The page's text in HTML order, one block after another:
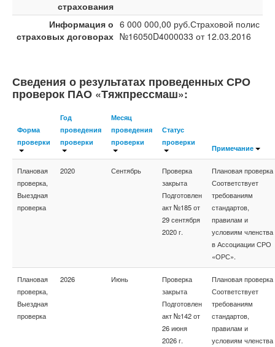
страхования
Информация о
страховых договорах
6 000 000,00 руб.Страховой полис
№16050D4000033 от 12.03.2016
Сведения о результатах проведенных СРО
проверок ПАО «Тяжпрессмаш»:
Форма
проверки
Год
проведения
проверки
Месяц
проведения
проверки
Статус
проверки
Примечание
Плановая
проверка,
Выездная
проверка
2020 Сентябрь
Проверка
закрыта
Подготовлен
акт №185 от
29 сентября
2020 г.
Плановая проверка
Соответствует
требованиям
стандартов,
правилам и
условиям членства
в Ассоциации СРО
«ОРС».
Плановая
проверка,
Выездная
проверка
2026 Июнь
Проверка
закрыта
Подготовлен
акт №142 от
26 июня
2026 г.
Плановая проверка
Соответствует
требованиям
стандартов,
правилам и
условиям членства